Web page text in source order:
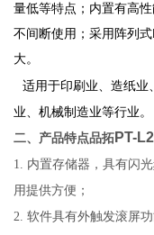
量低等特点；内置有高
不间断使用；采用阵列
大。
适用于印刷业、造纸业
业、机械制造业等行业。
二、产品特点品拓 PT-
1. 内置存储器，具有闪
用提供方便；
2. 软件具有外触发滚屏